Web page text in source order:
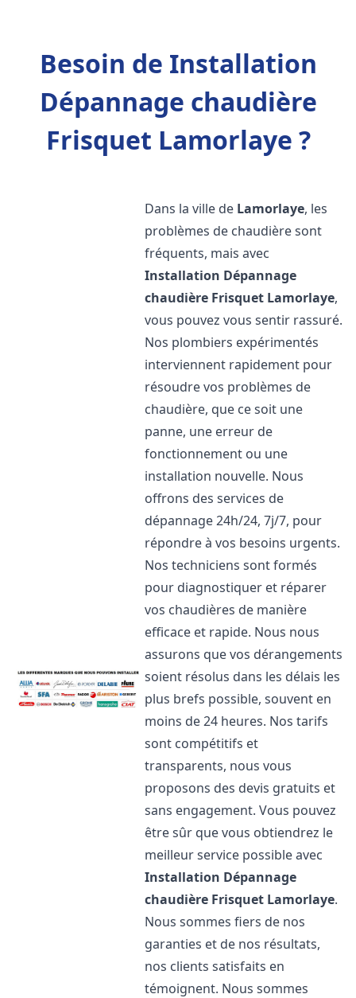
Besoin de Installation
Dépannage chaudière
Frisquet Lamorlaye ?
Dans la ville de Lamorlaye, les
problèmes de chaudière sont
fréquents, mais avec
Installation Dépannage
chaudière Frisquet Lamorlaye,
vous pouvez vous sentir rassuré.
Nos plombiers expérimentés
interviennent rapidement pour
résoudre vos problèmes de
chaudière, que ce soit une
panne, une erreur de
fonctionnement ou une
installation nouvelle. Nous
offrons des services de
dépannage 24h/24, 7j/7, pour
répondre à vos besoins urgents.
Nos techniciens sont formés
pour diagnostiquer et réparer
vos chaudières de manière
efficace et rapide. Nous nous
assurons que vos dérangements
soient résolus dans les délais les
plus brefs possible, souvent en
moins de 24 heures. Nos tarifs
sont compétitifs et
transparents, nous vous
proposons des devis gratuits et
sans engagement. Vous pouvez
être sûr que vous obtiendrez le
meilleur service possible avec
Installation Dépannage
chaudière Frisquet Lamorlaye.
Nous sommes fiers de nos
garanties et de nos résultats,
nos clients satisfaits en
témoignent. Nous sommes